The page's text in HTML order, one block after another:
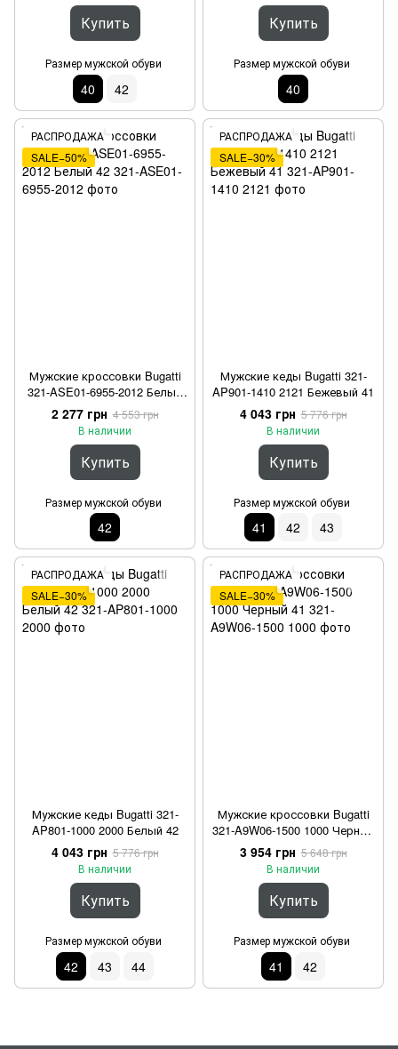
Купить
Размер мужской обуви
40 42
Купить
Размер мужской обуви
40
РАСПРОДАЖА
SALE−50%
Мужские кроссовки Bugatti
321-ASE01-6955-2012 Белый
2 277 грн 4 553 грн
В наличии
Купить
Размер мужской обуви
42
РАСПРОДАЖА
SALE−30%
Мужские кеды Bugatti 321-
AP901-1410 2121 Бежевый 41
4 043 грн 5 776 грн
В наличии
Купить
Размер мужской обуви
41 42 43
РАСПРОДАЖА
SALE−30%
Мужские кеды Bugatti 321-
AP801-1000 2000 Белый 42
4 043 грн 5 776 грн
В наличии
Купить
Размер мужской обуви
42 43 44
РАСПРОДАЖА
SALE−30%
Мужские кроссовки Bugatti
321-A9W06-1500 1000 Черный
41
3 954 грн 5 648 грн
В наличии
Купить
Размер мужской обуви
41 42